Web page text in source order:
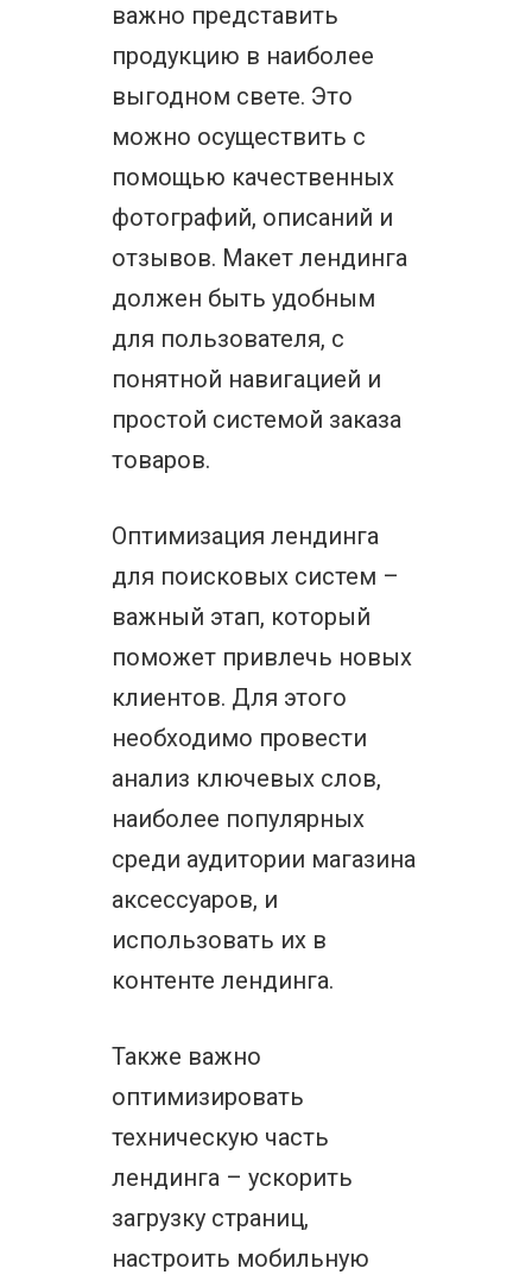
важно представить
продукцию в наиболее
выгодном свете. Это
можно осуществить с
помощью качественных
фотографий, описаний и
отзывов. Макет лендинга
должен быть удобным
для пользователя, с
понятной навигацией и
простой системой заказа
товаров.
Оптимизация лендинга
для поисковых систем –
важный этап, который
поможет привлечь новых
клиентов. Для этого
необходимо провести
анализ ключевых слов,
наиболее популярных
среди аудитории магазина
аксессуаров, и
использовать их в
контенте лендинга.
Также важно
оптимизировать
техническую часть
лендинга – ускорить
загрузку страниц,
настроить мобильную